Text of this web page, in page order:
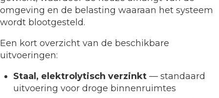
omgeving en de belasting waaraan het systeem
wordt blootgesteld.
Een kort overzicht van de beschikbare
uitvoeringen:
Staal, elektrolytisch verzinkt — standaard
uitvoering voor droge binnenruimtes